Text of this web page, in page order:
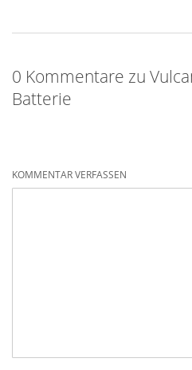
0 Kommentare zu
Batterie
KOMMENTAR VERFASSEN